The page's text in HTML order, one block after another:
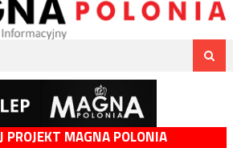
PROJEKT MAGNA POLONIA